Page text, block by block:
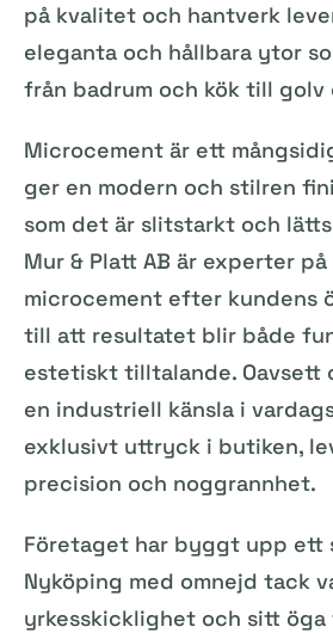
på kvalitet och hantverk
eleganta och hållbara ytor
från badrum och kök till golv
Microcement är ett
ger en modern och stilren
som det är slitstarkt och
Mur & Platt AB är experter
microcement efter kundens
till att resultatet blir både
estetiskt tilltalande. Oavsett
en industriell känsla i
exklusivt uttryck i butiken,
precision och noggrannhet.
Företaget har byggt upp ett
Nyköping med omnejd tack
yrkesskicklighet och sitt